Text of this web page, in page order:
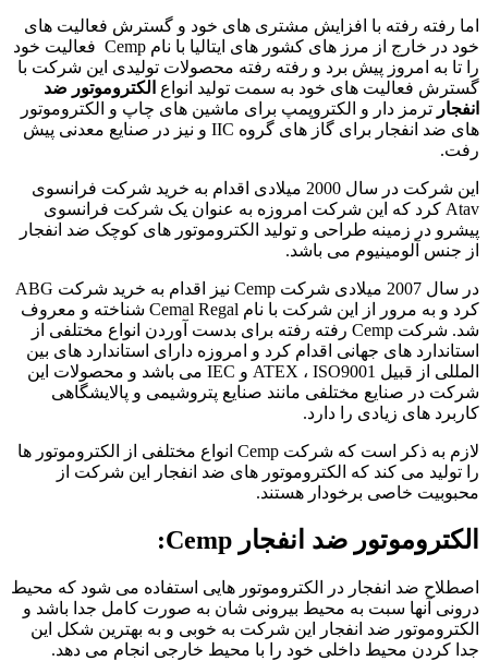
اما رفته رفته با افزایش مشتری های خود و گسترش فعالیت های
خود در خارج از مرز های کشور های ایتالیا با نام Cemp فعالیت خود
را تا به امروز پیش برد و رفته رفته محصولات تولیدی این شرکت با
گسترش فعالیت های خود به سمت تولید انواع الکتروموتور ضد
انفجار ترمز دار و الکتروپمپ برای ماشین های چاپ و الکتروموتور
های ضد انفجار برای گاز های گروه IIC و نیز در صنایع معدنی پیش
رفت.
این شرکت در سال 2000 میلادی اقدام به خرید شرکت فرانسوی
Atav کرد که این شرکت امروزه به عنوان یک شرکت فرانسوی
پیشرو در زمینه طراحی و تولید الکتروموتور های کوچک ضد انفجار
از جنس آلومینیوم می باشد.
در سال 2007 میلادی شرکت Cemp نیز اقدام به خرید شرکت ABG
کرد و به مرور از این شرکت با نام Cemal Regal شناخته و معروف
شد. شرکت Cemp رفته رفته برای بدست آوردن انواع مختلفی از
استاندارد های جهانی اقدام کرد و امروزه دارای استاندارد های بین
المللی از قبیل ATEX ، ISO9001 و IEC می باشد و محصولات این
شرکت در صنایع مختلفی مانند صنایع پتروشیمی و پالایشگاهی
کاربرد های زیادی را دارد.
لازم به ذکر است که شرکت Cemp انواع مختلفی از الکتروموتور ها
را تولید می کند که الکتروموتور های ضد انفجار این شرکت از
محبوبیت خاصی برخودار هستند.
الکتروموتور ضد انفجار Cemp:
اصطلاح ضد انفجار در الکتروموتور هایی استفاده می شود که محیط
درونی آنها سبت به محیط بیرونی شان به صورت کامل جدا باشد و
الکتروموتور ضد انفجار این شرکت به خوبی و به بهترین شکل این
جدا کردن محیط داخلی خود را با محیط خارجی انجام می دهد.